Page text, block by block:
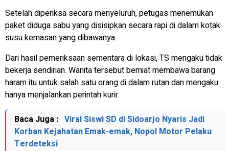
Setelah diperiksa secara menyeluruh, petugas menemukan
paket diduga sabu yang disisipkan secara rapi di dalam kotak
susu kemasan yang dibawanya.
Dari hasil pemeriksaan sementara di lokasi, TS mengaku tidak
bekerja sendirian. Wanita tersebut berniat membawa barang
haram itu untuk salah satu orang di dalam rutan dan mengaku
hanya menjalankan perintah kurir.
Baca Juga : Viral Siswi SD di Sidoarjo Nyaris Jadi
Korban Kejahatan Emak-emak, Nopol Motor Pelaku
Terdeteksi